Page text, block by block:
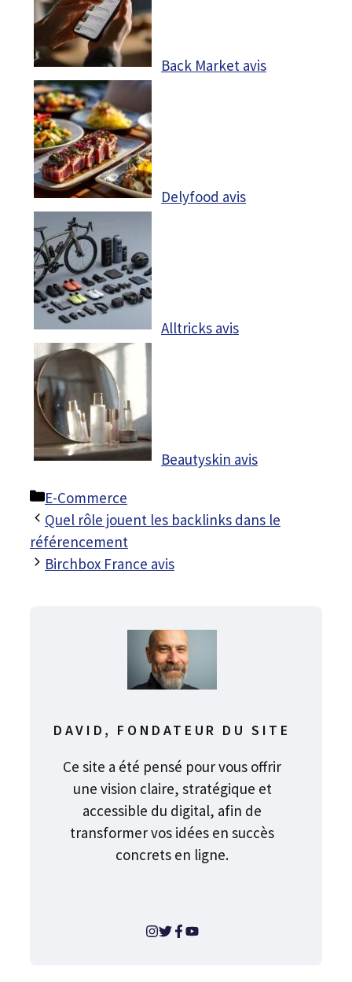
Back Market avis
Delyfood avis
Alltricks avis
Beautyskin avis
Catégories
E-Commerce
Quel rôle jouent les backlinks dans le
référencement
Birchbox France avis
DAVID, FONDATEUR DU SITE
Ce site a été pensé pour vous offrir
une vision claire, stratégique et
accessible du digital, afin de
transformer vos idées en succès
concrets en ligne.